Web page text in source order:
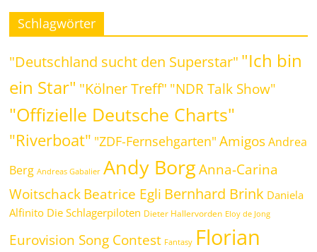
Schlagwörter
"Deutschland sucht den Superstar" "Ich bin
ein Star" "Kölner Treff" "NDR Talk Show"
"Offizielle Deutsche Charts"
"Riverboat" "ZDF-Fernsehgarten" Amigos Andrea
Berg Andreas Gabalier Andy Borg Anna-Carina
WoitschackBeatrice Egli Bernhard Brink Daniela
Alfinito Die Schlagerpiloten Dieter Hallervorden Eloy de Jong
Eurovision Song Contest Fantasy Florian